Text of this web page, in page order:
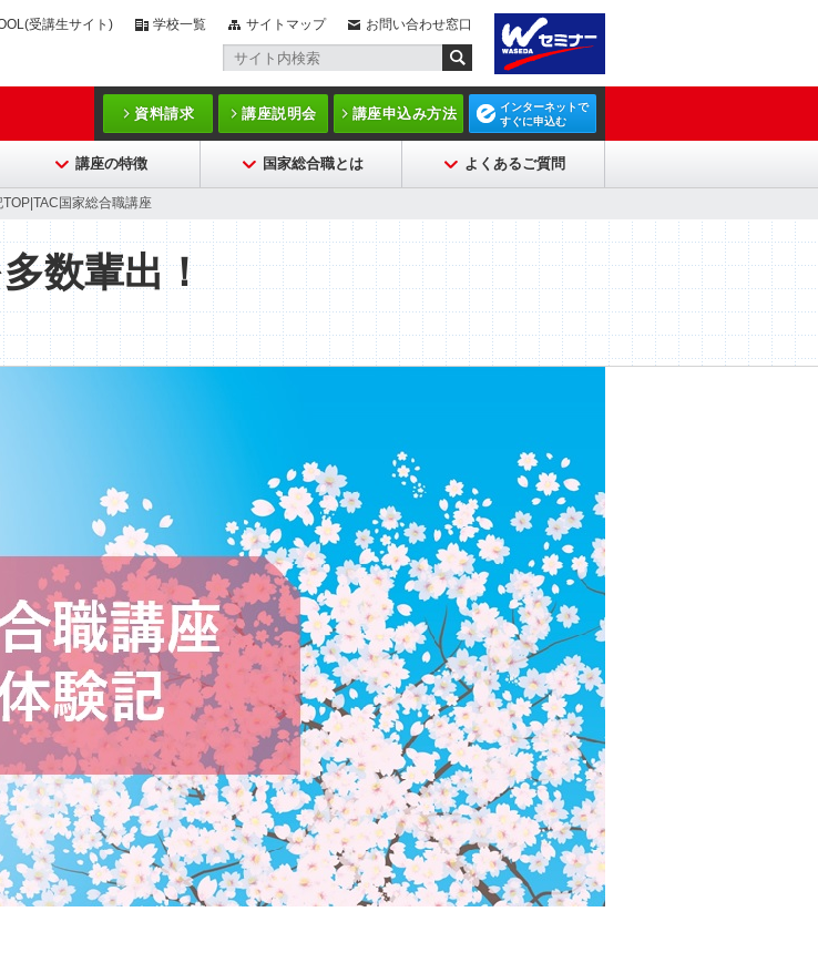
受講生サイト) 学校一覧 サイトマップ お問い合わせ窓口
資料請求 講座説明会 講座申込み方法
インターネットで
すぐに申込む
講座の特徴 国家総合職とは よくあるご質問
国家総合職講座
数輩出！